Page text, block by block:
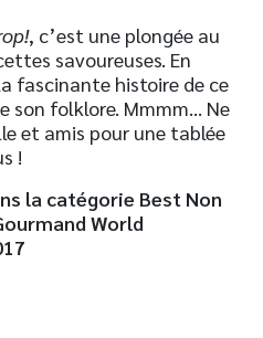
, c’est une plongée au
savoureuses. En
fascinante histoire de ce
son folklore. Mmmm… Ne
et amis pour une tablée
!
la catégorie Best Non
World